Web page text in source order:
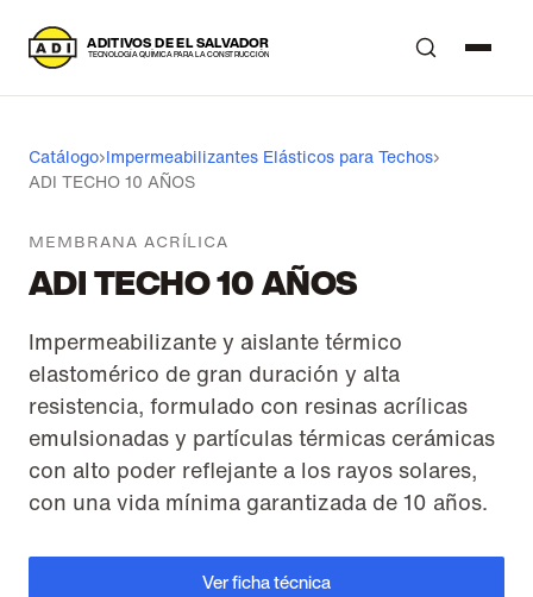
A DITIVOS DE EL SALVADOR
T ECNOLOGÍA QUÍMICA PARA LA CONSTRUCCIÓN
Catálogo›Impermeabilizantes Elásticos para Techos›
ADI TECHO 10 AÑOS
MEMBRANA ACRÍLICA
ADI TECHO 10 AÑOS
Impermeabilizante y aislante térmico
elastomérico de gran duración y alta
resistencia, formulado con resinas acrílicas
emulsionadas y partículas térmicas cerámicas
con alto poder reflejante a los rayos solares,
con una vida mínima garantizada de 10 años.
Ver ficha técnica